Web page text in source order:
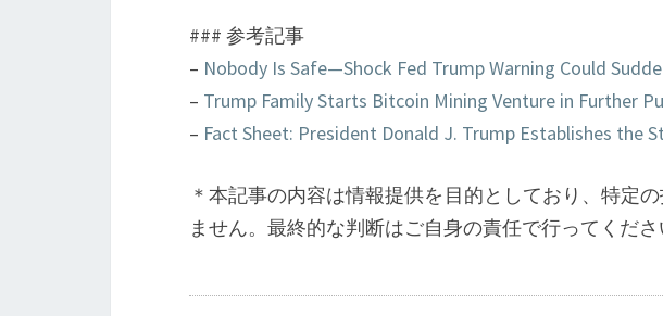
### 参考記事
– Nobody Is Safe—Shock Fed Trump Warning Could
– Trump Family Starts Bitcoin Mining Venture in Further
– Fact Sheet: President Donald J. Trump Establishes the
＊本記事の内容は情報提供を目的としており、特定
ません。最終的な判断はご自身の責任で行ってくださ